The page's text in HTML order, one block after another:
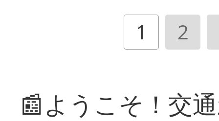
1 2
📰ようこそ！交